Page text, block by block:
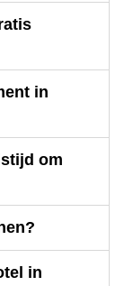
in
om
in